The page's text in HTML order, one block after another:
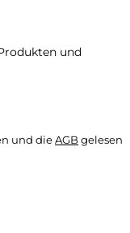
und
und dieAGBgelesen